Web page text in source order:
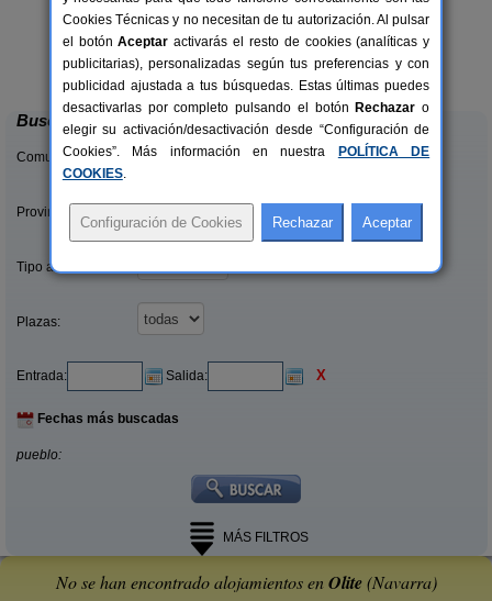
16+2 pers.
desde 28 €
Casa Rural Estankoenea
Landetxea
Artieda (Navarra)
Buscar
Comunidades:
Provincias/Islas:
Tipo alquiler:
Plazas:
Entrada: Salida: X
Fechas más buscadas
pueblo:
MÁS FILTROS
No se han encontrado alojamientos enOlite(Navarra)
Cookies Técnicas y no necesitan de tu autorización. Al pulsar
el botónAceptar activarás el resto de cookies (analíticas y
publicitarias), personalizadas según tus preferencias y con
publicidad ajustada a tus búsquedas. Estas últimas puedes
desactivarlas por completo pulsando el botón Rechazar o
elegir su activación/desactivación desde “Configuración de
Cookies”. Más información en nuestra
POLÍTICA DE
COOKIES.